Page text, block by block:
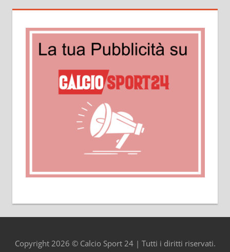
Copyright 2026 © Calcio Sport 24 | Tutti i diritti riservati.